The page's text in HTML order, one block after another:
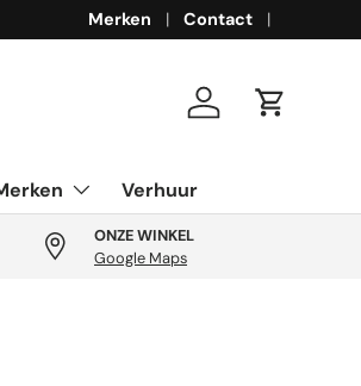
Merken Contact
Inloggen
Verhuur
ONZE WINKEL
Google Maps